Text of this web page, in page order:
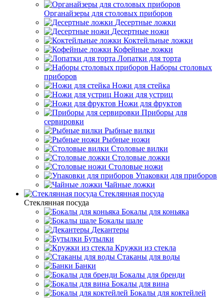
Органайзеры для столовых приборов
Десертные ложки
Десертные ножи
Коктейльные ложки
Кофейные ложки
Лопатки для торта
Наборы столовых
приборов
Ножи для стейка
Ножи для устриц
Ножи для фруктов
Приборы для
сервировки
Рыбные вилки
Рыбные ножи
Столовые вилки
Столовые ложки
Столовые ножи
Упаковки для приборов
Чайные ложки
Стеклянная посуда
Стеклянная посуда
Бокалы для коньяка
Бокалы шале
Декантеры
Бутылки
Кружки из стекла
Стаканы для воды
Банки
Бокалы для бренди
Бокалы для вина
Бокалы для коктейлей